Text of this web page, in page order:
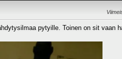
pytyille. Toinen on sit vaan